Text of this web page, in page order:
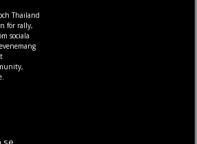
Thailand
för rally,
sociala